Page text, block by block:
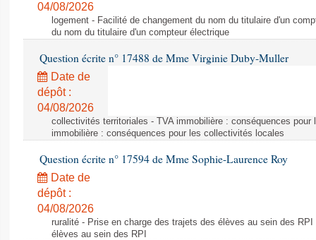
Comptes rendus des débats
04/08/2026
logement - Facilité de changement du nom du titulaire d'un
du nom du titulaire d'un compteur électrique
Question écrite n° 17488 de Mme Virginie Duby-Muller
Date de
dépôt :
04/08/2026
collectivités territoriales - TVA immobilière : conséquences
immobilière : conséquences pour les collectivités locales
Question écrite n° 17594 de Mme Sophie-Laurence Roy
Date de
dépôt :
04/08/2026
ruralité - Prise en charge des trajets des élèves au sein des
élèves au sein des RPI